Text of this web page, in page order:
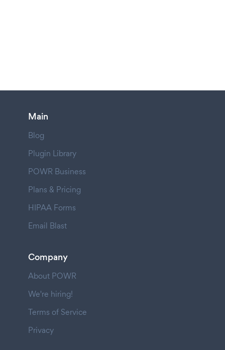
Main
Blog
Plugin Library
POWR Business
Plans & Pricing
HIPAA Forms
Email Blast
Company
About POWR
We're hiring!
Terms of Service
Privacy